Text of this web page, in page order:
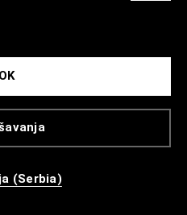
OK
(Serbia)